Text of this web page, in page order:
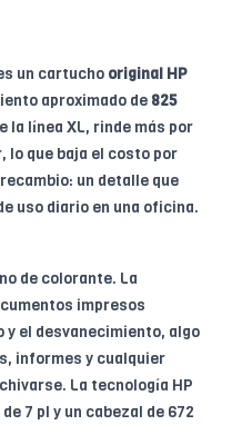
un cartucho original HP
aproximado de 825
la línea XL, rinde más por
lo que baja el costo por
un detalle que
uso diario en una oficina.
de colorante. La
impresos
el desvanecimiento, algo
informes y cualquier
La tecnología HP
7 pl y un cabezal de 672